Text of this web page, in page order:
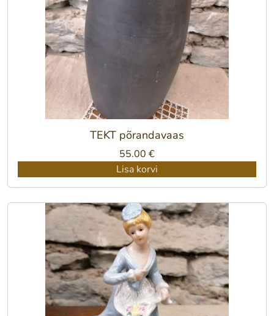
TEKT põrandavaas
55.00 €
Lisa korvi